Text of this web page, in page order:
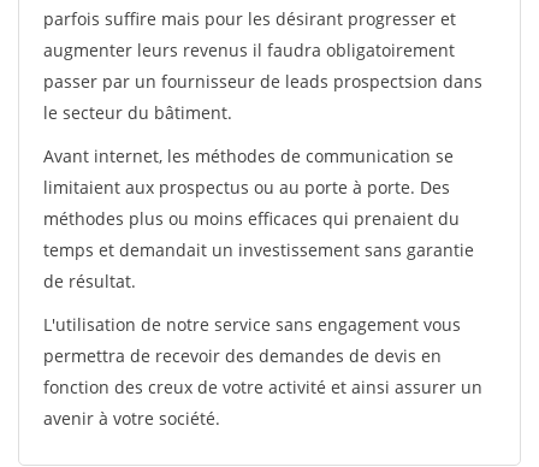
parfois suffire mais pour les désirant progresser et
augmenter leurs revenus il faudra obligatoirement
passer par un fournisseur de leads prospectsion dans
le secteur du bâtiment.
Avant internet, les méthodes de communication se
limitaient aux prospectus ou au porte à porte. Des
méthodes plus ou moins efficaces qui prenaient du
temps et demandait un investissement sans garantie
de résultat.
L'utilisation de notre service sans engagement vous
permettra de recevoir des demandes de devis en
fonction des creux de votre activité et ainsi assurer un
avenir à votre société.